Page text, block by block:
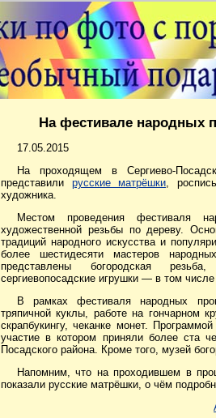
На фестивале народных
17.05.2015
На проходящем в Сергиево-
представили русские матрёшки, роспись
художника.
Местом проведения фестиваля
художественной резьбы по дереву.
традиций народного искусства и
более шестидесяти мастеров
представлены богородская
сергиевопосадские игрушки — в том числе
В рамках фестиваля народных
тряпичной куклы, работе на гончарном
скрапбукингу, чеканке монет.
участие в котором приняли более ста
Посадского района. Кроме того, музей
Напомним, что на проходившем в
показали русские матрёшки, о чём